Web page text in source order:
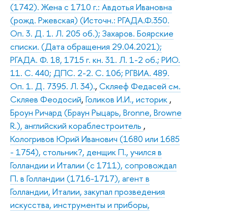
(1742). Жена с 1710 г.: Авдотья Ивановна
(рожд. Ржевская) (Источн.: РГАДА.Ф.350.
Оп. 3. Д. 1. Л. 205 об.); Захаров. Боярские
списки. (Дата обращения 29.04.2021);
РГАДА. Ф. 18, 1715 г. кн. 31. Л. 1-2 об.; РИО.
11. С. 440; ДПС. 2-2. С. 106; РГВИА. 489.
Оп. 1. Д. 7395. Л. 34)., Скляеф Федасей см.
Скляев Феодосий, Голиков И.И., историк ,
Броун Ричард (Браун Рыцарь, Bronne, Browne
R.), английский кораблестроитель ,
Кологривов Юрий Иванович (1680 или 1685
- 1754), стольник?, денщик П., учился в
Голландии и Италии (с 1711), сопровождал
П. в Голландии (1716-1717), агент в
Голландии, Италии, закупал прозведения
искусства, инструменты и приборы,